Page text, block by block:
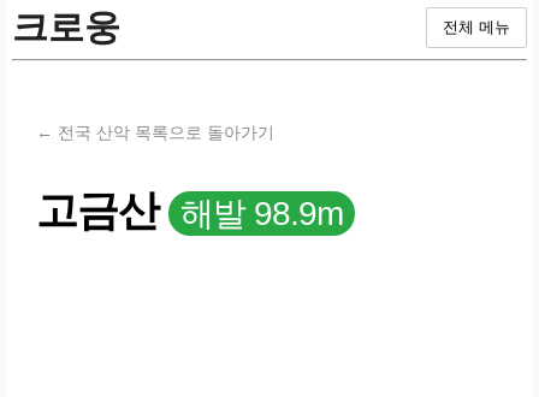
크로웅 전체 메뉴
← 전국 산악 목록으로 돌아가기
고금산 해발 98.9m